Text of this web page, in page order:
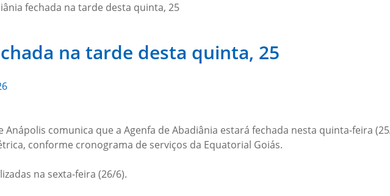
fechada na tarde desta quinta, 25
na tarde desta quinta, 25
Anápolis comunica que a Agenfa de Abadiânia estará fechada nesta quinta-feira
conforme cronograma de serviços da Equatorial Goiás.
na sexta-feira (26/6).